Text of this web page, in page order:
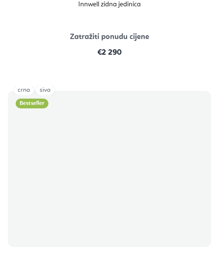
Innwell zidna jedinica
Zatražiti ponudu cijene
€2 290
Bestseller
crna siva